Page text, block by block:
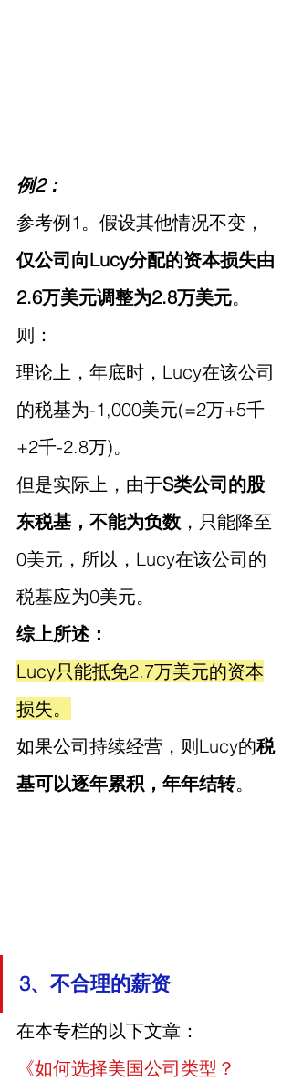
例2：
参考例1。假设其他情况不变，
仅公司向Lucy分配的资本损失由
2.6万美元调整为2.8万美元。
则：
理论上，年底时，Lucy在该公司
的税基为-1,000美元(=2万+5千
+2千-2.8万)。
但是实际上，由于S类公司的股
东税基，不能为负数 ，只能降至
0美元，所以，Lucy在该公司的
税基应为0美元。
综上所述：
Lucy只能抵免2.7万美元的资本
损失。
如果公司持续经营，则Lucy的税
基可以逐年累积，年年结转。
3、不合理的薪资
在本专栏的以下文章：
《如何选择美国公司类型？